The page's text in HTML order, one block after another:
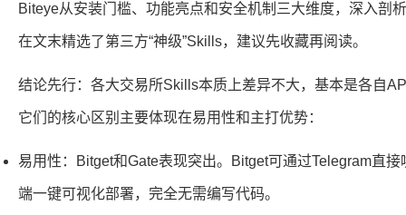
Biteye从安装门槛、功能亮点和安全机制三大维度，深入剖
在文末精选了第三方“神级”Skills，建议先收藏再阅读。
结论先行：各大交易所Skills本质上差异不大，基本是各自
它们的核心区别主要体现在易用性和主打优势：
易用性：Bitget和Gate表现突出。Bitget可通过Telegram直
端一键可视化部署，完全无需编写代码。